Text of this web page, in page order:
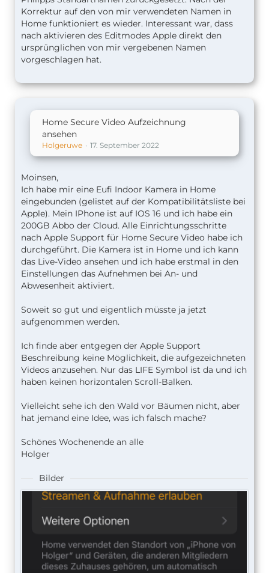
Korrektur auf den von mir verwendeten Namen in
Home funktioniert es wieder. Interessant war, dass
nach aktivieren des Editmodes Apple direkt den
ursprünglichen von mir vergebenen Namen
vorgeschlagen hat.
Home Secure Video Aufzeichnung
ansehen
Holgeruwe 17. September 2022
Moinsen,
Ich habe mir eine Eufi Indoor Kamera in Home
eingebunden (gelistet auf der Kompatibilitätsliste bei
Apple). Mein IPhone ist auf IOS 16 und ich habe ein
200GB Abbo der Cloud. Alle Einrichtungsschritte
nach Apple Support für Home Secure Video habe ich
durchgeführt. Die Kamera ist in Home und ich kann
das Live-Video ansehen und ich habe erstmal in den
Einstellungen das Aufnehmen bei An- und
Abwesenheit aktiviert.
Soweit so gut und eigentlich müsste ja jetzt
aufgenommen werden.
Ich finde aber entgegen der Apple Support
Beschreibung keine Möglichkeit, die aufgezeichneten
Videos anzusehen. Nur das LIFE Symbol ist da und ich
haben keinen horizontalen Scroll-Balken.
Vielleicht sehe ich den Wald vor Bäumen nicht, aber
hat jemand eine Idee, was ich falsch mache?
Schönes Wochenende an alle
Holger
Bilder